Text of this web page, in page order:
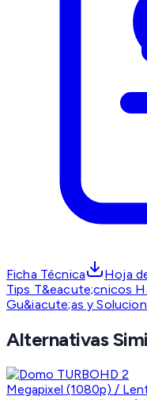
Ficha Técnica
Hoja
Tips T&eacute;cnicos
Gu&iacute;as y
Alternativas